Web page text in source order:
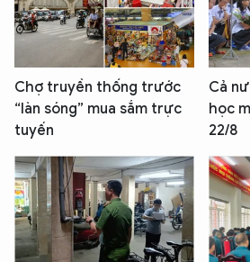
Chợ truyền thống trước
“làn sóng” mua sắm trực
tuyến
Cả
học
22/8